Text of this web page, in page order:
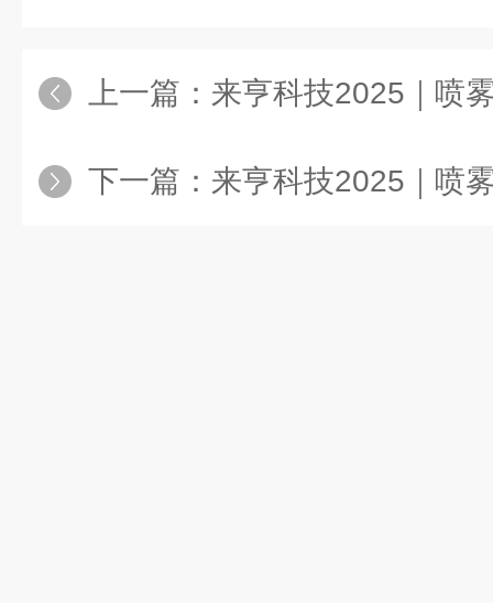
上一篇： 来亨科技2025｜喷雾干燥
下一篇： 来亨科技2025｜喷雾干燥